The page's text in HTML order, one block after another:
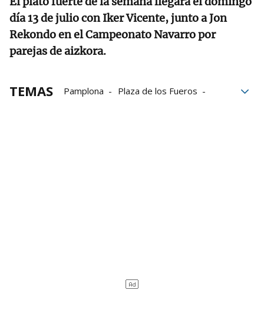
día 13 de julio con Iker Vicente, junto a Jon
Rekondo en el Campeonato Navarro por
parejas de aizkora.
TEMAS Pamplona
Plaza de los Fueros